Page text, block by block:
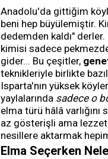
Anadolu'da gittiğim
beni hep büyülemiştir.
dedemden kaldı" derler.
kimisi sadece
gider... Bu çeşitler,
teknikleriyle birlikte
Isparta'nın yüksek
yaylalarında sadece o
elma türü hâlâ
az gösterişli ama
nesillere aktarmak
Elma Seçerken